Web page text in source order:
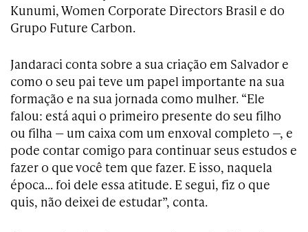
Kunumi, Women Corporate Directors Brasil e do
Grupo Future Carbon.
Jandaraci conta sobre a sua criação em Salvador e
como o seu pai teve um papel importante na sua
formação e na sua jornada como mulher. “Ele
falou: está aqui o primeiro presente do seu filho
ou filha — um caixa com um enxoval completo —, e
pode contar comigo para continuar seus estudos e
fazer o que você tem que fazer. E isso, naquela
época… foi dele essa atitude. E segui, fiz o que
quis, não deixei de estudar”, conta.